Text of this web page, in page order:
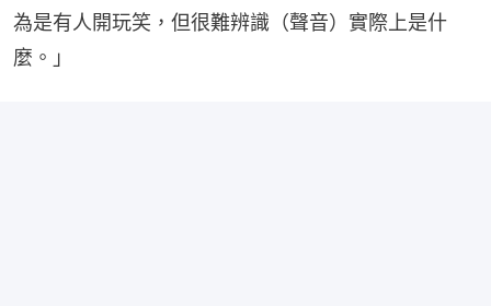
為是有人開玩笑，但很難辨識（聲音）實際上是什
麼。」